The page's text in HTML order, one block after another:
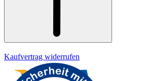
Kaufvertrag widerrufen